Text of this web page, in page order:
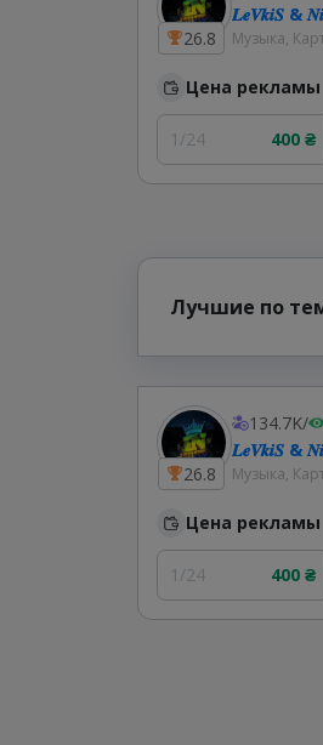
26.8 Музыка,
Цена рекламы
1/24 400 ₴
Лучшие по
26.8
134.7K/
Музыка,
Цена рекламы
1/24 400 ₴